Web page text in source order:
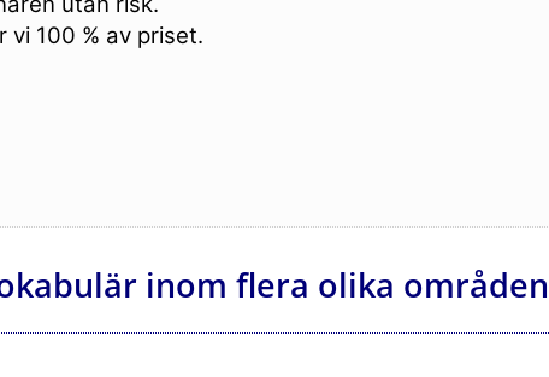
100 % av priset.
inom flera olika områden